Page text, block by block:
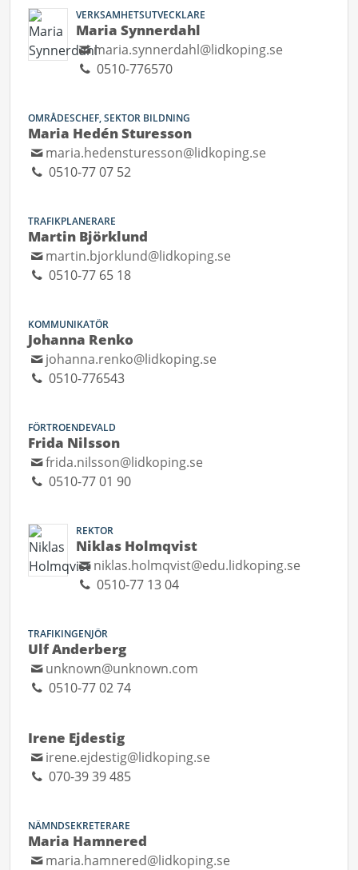
VERKSAMHETSUTVECKLARE
Maria Synnerdahl
maria.synnerdahl@lidkoping.se
0510-776570
OMRÅDESCHEF, SEKTOR BILDNING
Maria Hedén Sturesson
maria.hedensturesson@lidkoping.se
0510-77 07 52
TRAFIKPLANERARE
Martin Björklund
martin.bjorklund@lidkoping.se
0510-77 65 18
KOMMUNIKATÖR
Johanna Renko
johanna.renko@lidkoping.se
0510-776543
FÖRTROENDEVALD
Frida Nilsson
frida.nilsson@lidkoping.se
0510-77 01 90
REKTOR
Niklas Holmqvist
niklas.holmqvist@edu.lidkoping.se
0510-77 13 04
TRAFIKINGENJÖR
Ulf Anderberg
unknown@unknown.com
0510-77 02 74
Irene Ejdestig
irene.ejdestig@lidkoping.se
070-39 39 485
NÄMNDSEKRETERARE
Maria Hamnered
maria.hamnered@lidkoping.se